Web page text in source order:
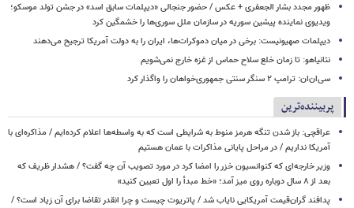
ظهور مجدد بشار الجعفری + عکس / حضور جنجالی «دیپلمات سابق اسد» در جشن تولد موسکو؛
ویدیوی نماینده پیشین سوریه در سازمان ملل سوری‌ها را خشمگین کرد
دیپلمات صهیونیست: برخی در میان دموکرات‌ها، ایران را به دولت آمریکا ترجیح می‌دهند
نتانیاهو: تا زمان خلع سلاح حماس از غزه خارج نمی‌شویم
سی‌ان‌ان: ترامپ ۲ سنگر سنتی جمهوری‌خواهان را واگذار کرد
پربیننده‌ترین
عراقچی: باز شدن تنگه هرمز منوط به شرایطی است که به واسطه‌ها اعلام کرده‌ایم / مذاکره‌ای با
آمریکا نداریم / در مراحل پایانی مذاکرات با عمان هستیم
وزیر خارجه‌ای که کنوانسیون خزر را امضا کرد در مورد تصویب آن چه گفت؟ / هشدار ظریف که
بعد از ۸ سال دوباره روی میز آمد؛ «خط مبدأ را اول تعیین کنید»
پدافند گران‌قیمت آمریکایی نایاب شد / پاتریوت چیست و چرا انقدر تقاضا برای آن زیاد است؟ /